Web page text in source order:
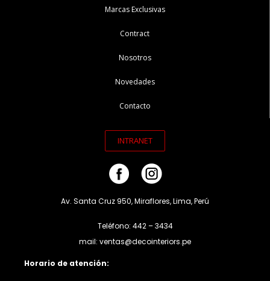
Marcas Exclusivas
Contract
Nosotros
Novedades
Contacto
INTRANET
Av. Santa Cruz 950, Miraflores, Lima, Perú
Teléfono: 442 – 3434
mail: ventas@decointeriors.pe
Horario de atención: